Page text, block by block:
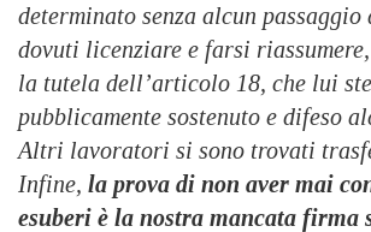
determinato senza alcun
dovuti licenziare e farsi
la tutela dell’articolo 18, che lui
pubblicamente sostenuto e difeso
Altri lavoratori si sono trovati
Infine, la prova di non aver mai
esuberi è la nostra mancata firma